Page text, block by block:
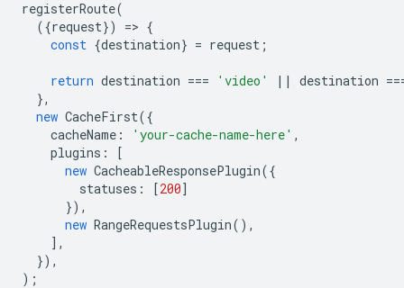
registerRoute(
({request}) => {
const {destination} = request ;
return destination === 'video' || destination
},
new CacheFirst({
cacheName : 'your-cache-name-here' ,
plugins :
[
new CacheableResponsePlugin({
statuses : [200]
}),
new RangeRequestsPlugin(),
],
}),
);